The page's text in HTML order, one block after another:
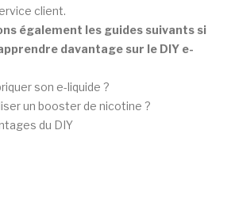
client.
également les guides suivants si
davantage sur le DIY e-
son e-liquide ?
un booster de nicotine ?
du DIY